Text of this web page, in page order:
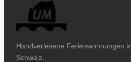
Handverlesene Ferienwohnungen
Schweiz.